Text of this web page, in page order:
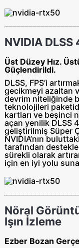
NVIDIA DLSS
Üst Düzey Hız.
Güçlendirildi.
DLSS, FPS’i
gecikmeyi azaltan
devrim niteliğinde
teknolojileri
kartları ve beşinci
açan yenilik DLSS
geliştirilmiş Süper
NVIDIA’nın
tarafından
sürekli olarak
için en iyi yolu
Nöral
Işın İzleme
Ezber Bozan